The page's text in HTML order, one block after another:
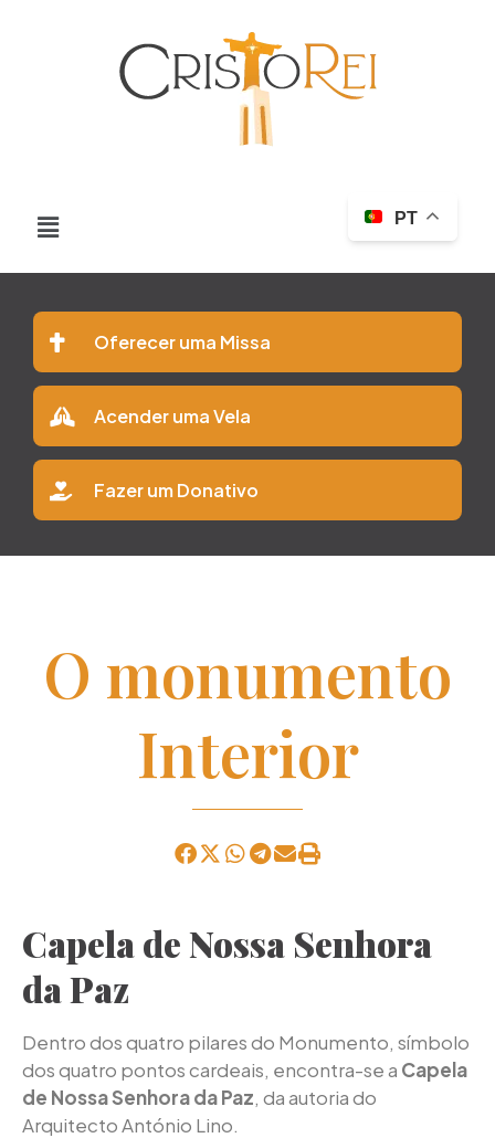
PT
Oferecer uma Missa
Acender uma Vela
Fazer um Donativo
O monumento
Interior
Capela de Nossa Senhora
da Paz
Dentro dos quatro pilares do Monumento, símbolo
dos quatro pontos cardeais, encontra-se a Capela
de Nossa Senhora da Paz, da autoria do
Arquitecto António Lino.